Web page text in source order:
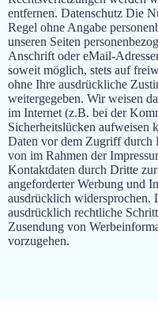
entfernen. Datenschutz Die
Regel ohne Angabe
unseren Seiten
Anschrift oder eMail-
soweit möglich, stets auf
ohne Ihre ausdrückliche
weitergegeben. Wir weisen
im Internet (z.B. bei der
Sicherheitslücken aufweisen
Daten vor dem Zugriff
von im Rahmen der
Kontaktdaten durch Dritte
angeforderter Werbung und
ausdrücklich widersprochen.
ausdrücklich rechtliche
Zusendung von
vorzugehen.